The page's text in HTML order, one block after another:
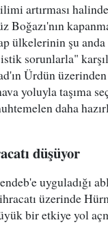
artırması
Boğazı'nın
ülkelerinin şu anda
sorunlarla"
Ürdün
yoluyla taşıma
daha
düşüyor
uyguladığı
üzerinde
bir etkiye yol